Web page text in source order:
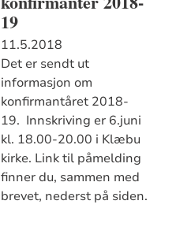
19
11.5.2018
Det er sendt ut
informasjon om
konfirmantåret 2018-
19. Innskriving er 6.juni
kl. 18.00-20.00 i Klæbu
kirke. Link til påmelding
finner du, sammen med
brevet, nederst på siden.